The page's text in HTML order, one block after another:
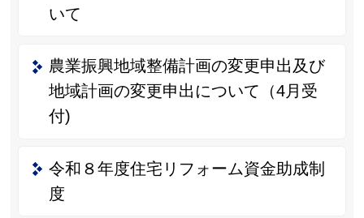
いて
農業振興地域整備計画の変更申出及び
地域計画の変更申出について（4月受
付)
令和８年度住宅リフォーム資金助成制
度